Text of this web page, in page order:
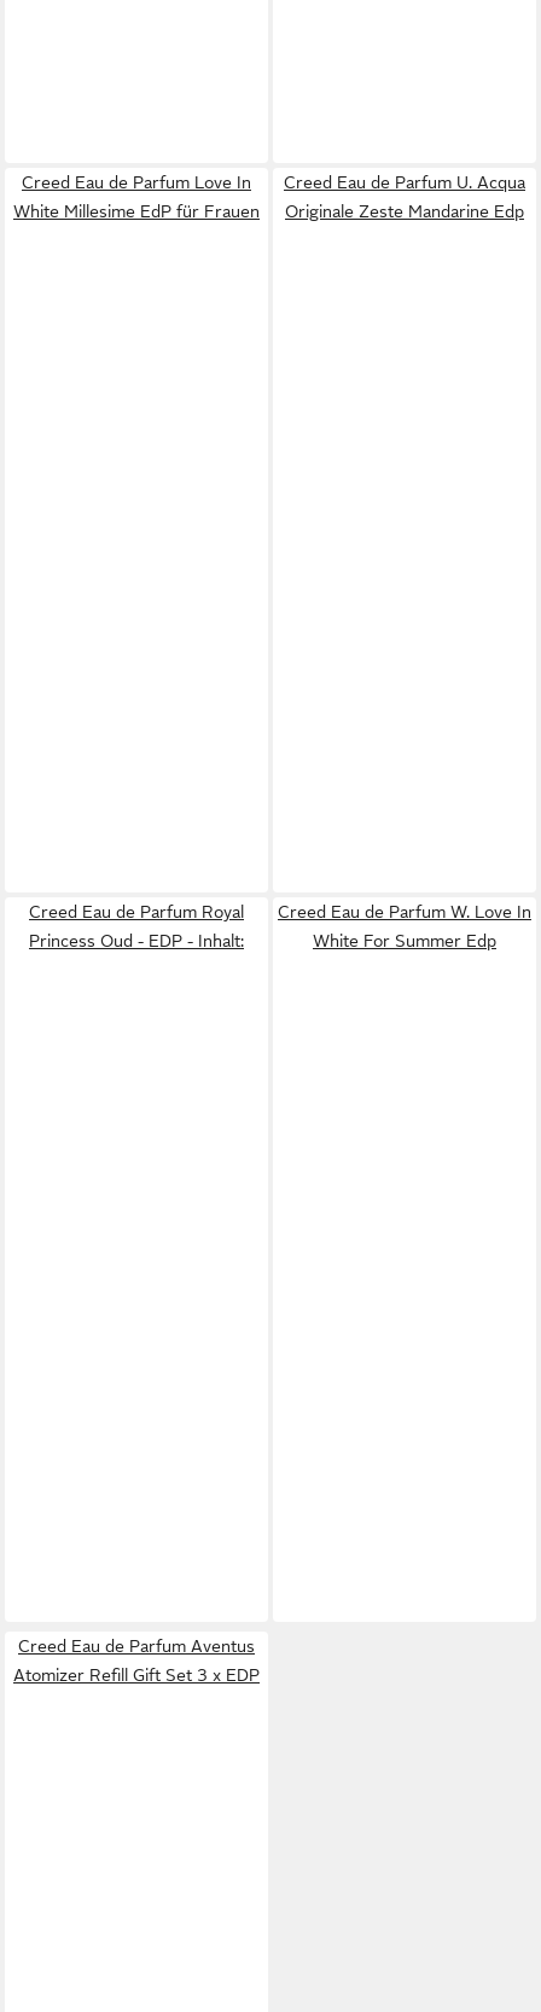
Creed Eau de Parfum Love In
White Millesime EdP für Frauen
Creed Eau de Parfum U. Acqua
Originale Zeste Mandarine Edp
Creed Eau de Parfum Royal
Princess Oud - EDP - Inhalt:
Creed Eau de Parfum W. Love In
White For Summer Edp
Creed Eau de Parfum Aventus
Atomizer Refill Gift Set 3 x EDP